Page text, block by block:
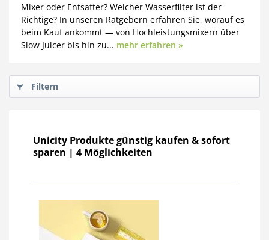
Mixer oder Entsafter? Welcher Wasserfilter ist der
Richtige? In unseren Ratgebern erfahren Sie, worauf es
beim Kauf ankommt — von Hochleistungsmixern über
Slow Juicer bis hin zu... mehr erfahren »
Filtern
Unicity Produkte günstig kaufen & sofort
sparen | 4 Möglichkeiten